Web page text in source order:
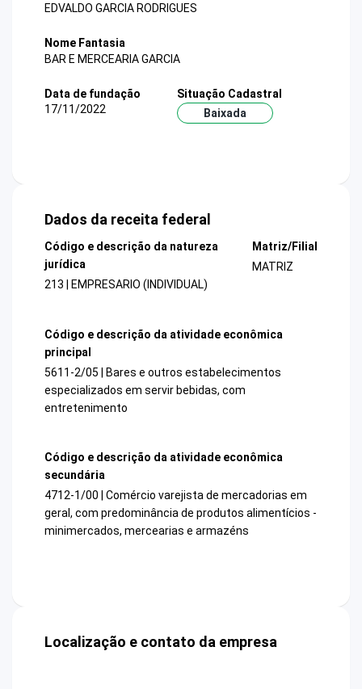
EDVALDO GARCIA RODRIGUES
Nome Fantasia
BAR E MERCEARIA GARCIA
Data de fundação
17/11/2022
Situação Cadastral
Baixada
Dados da receita federal
Código e descrição da natureza
jurídica
213 | EMPRESARIO (INDIVIDUAL)
Matriz/Filial
MATRIZ
Código e descrição da atividade econômica
principal
5611-2/05 | Bares e outros estabelecimentos
especializados em servir bebidas, com
entretenimento
Código e descrição da atividade econômica
secundária
4712-1/00 | Comércio varejista de mercadorias em
geral, com predominância de produtos alimentícios -
minimercados, mercearias e armazéns
Localização e contato da empresa